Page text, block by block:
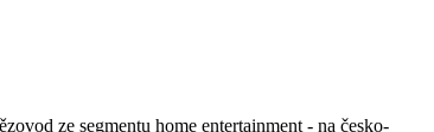
ze segmentu home entertainment - na česko-